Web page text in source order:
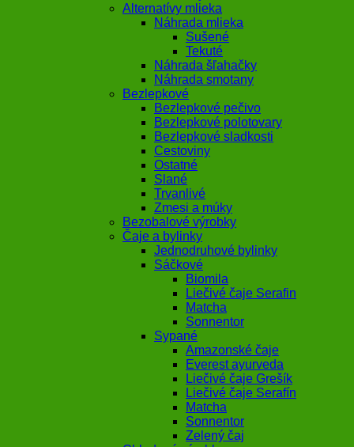
Alternatívy mlieka
Náhrada mlieka
Sušené
Tekuté
Náhrada šľahačky
Náhrada smotany
Bezlepkové
Bezlepkové pečivo
Bezlepkové polotovary
Bezlepkové sladkosti
Cestoviny
Ostatné
Slané
Trvanlivé
Zmesi a múky
Bezobalové výrobky
Čaje a bylinky
Jednodruhové bylinky
Sáčkové
Biomila
Liečivé čaje Serafin
Matcha
Sonnentor
Sypané
Amazonské čaje
Everest ayurveda
Liečivé čaje Grešík
Liečivé čaje Serafín
Matcha
Sonnentor
Zelený čaj